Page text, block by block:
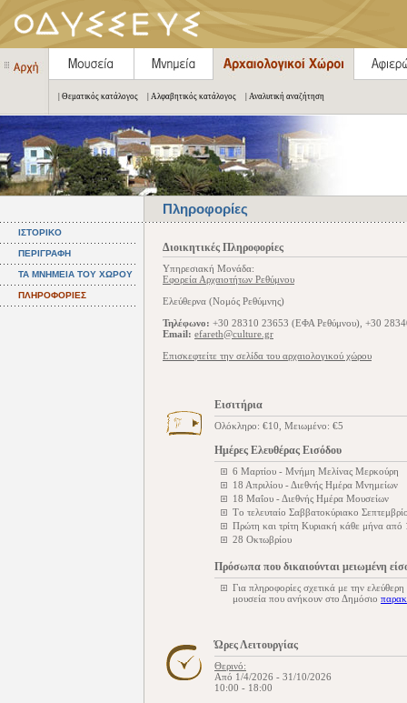
| Θεματικός κατάλογος | Αλφαβητικός κατάλογος | Αναλυτική αναζήτηση
Πληροφορίες
ΙΣΤΟΡΙΚΟ
ΠΕΡΙΓΡΑΦΗ
ΤΑ ΜΝΗΜΕΙΑ ΤΟΥ ΧΩΡΟΥ
ΠΛΗΡΟΦΟΡΙΕΣ
Διοικητικές Πληροφορίες
Υπηρεσιακή Μονάδα:
Εφορεία Αρχαιοτήτων Ρεθύμνου
Ελεύθερνα (Νομός Ρεθύμνης)
Τηλέφωνο: +30 28310 23653 (ΕΦΑ Ρεθύμνου), +30
Email: efareth@culture.gr
Επισκεφτείτε την σελίδα του αρχαιολογικού χώρου
Εισιτήρια
Ολόκληρο: €10, Μειωμένο: €5
Ημέρες Ελευθέρας Εισόδου
6 Μαρτίου - Μνήμη Μελίνας Μερκούρη
18 Απριλίου - Διεθνής Ημέρα Μνημείων
18 Μαΐου - Διεθνής Ημέρα Μουσείων
Tο τελευταίο Σαββατοκύριακο
Πρώτη και τρίτη Κυριακή κάθε μήνα
28 Οκτωβρίου
Πρόσωπα που δικαιούνται μειωμένη
Για πληροφορίες σχετικά με την
μουσεία που ανήκουν στο Δημόσιο
Ώρες Λειτουργίας
Θερινό:
Από 1/4/2026 - 31/10/2026
10:00 - 18:00